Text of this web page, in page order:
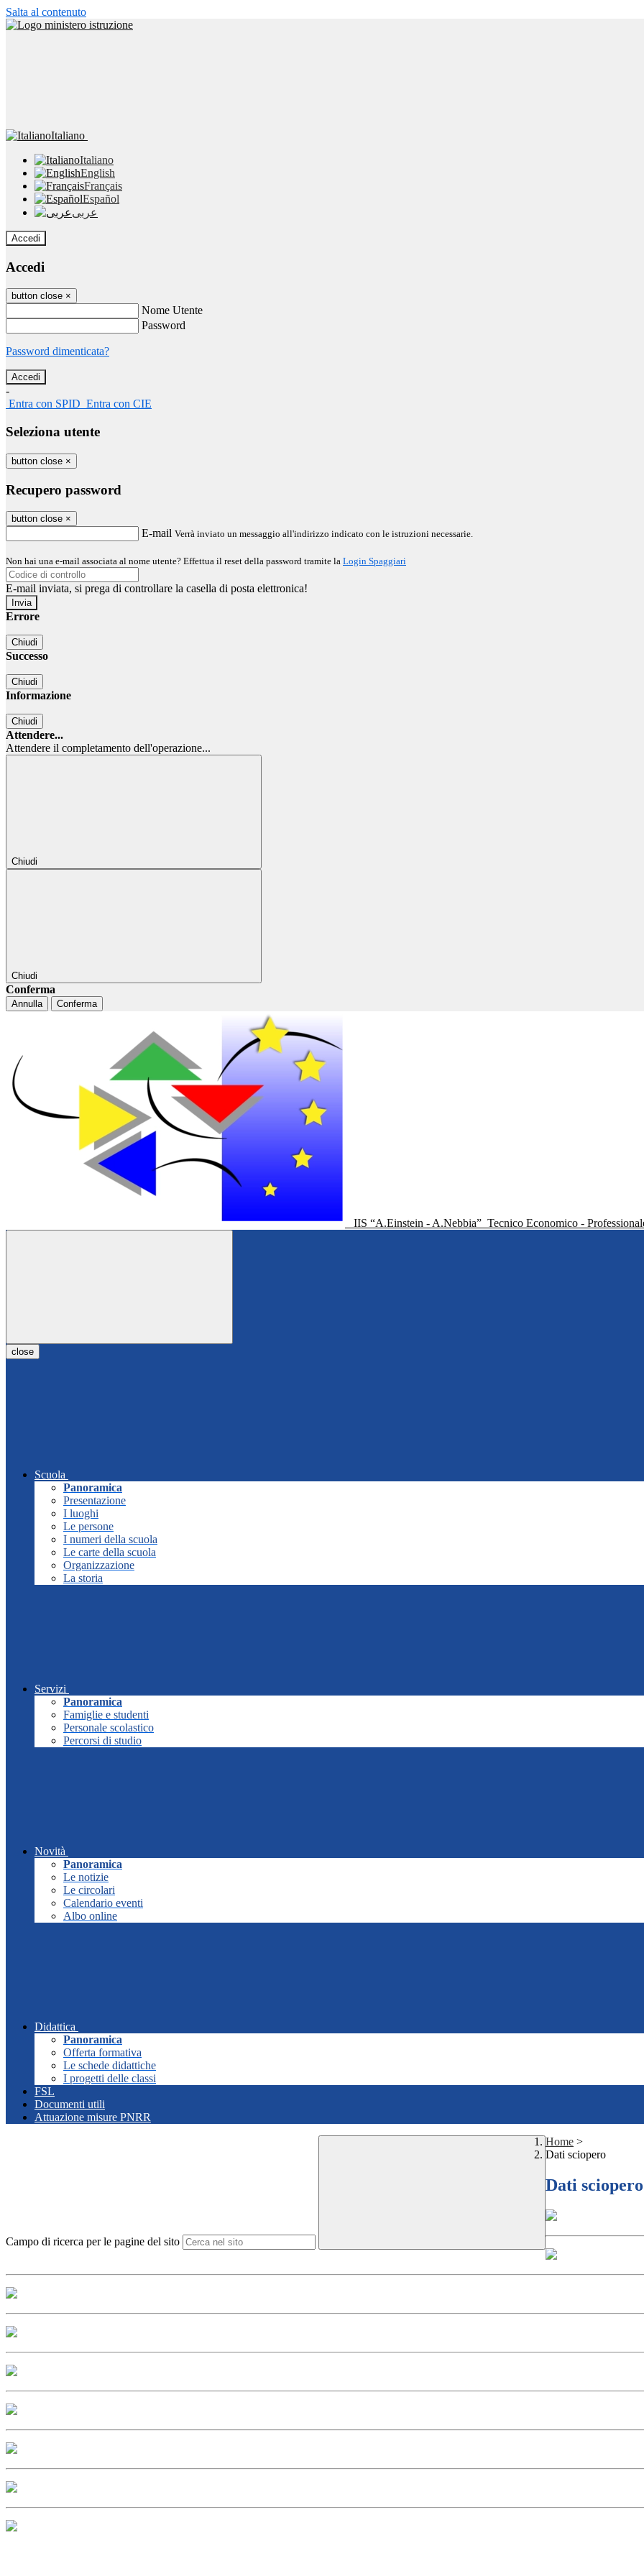
Salta al contenuto
Italiano
Italiano
English
Français
Español
عربى
Accedi
Accedi
button close ×
Nome Utente
Password
Password dimenticata?
-
Entra con SPID Entra con CIE
Seleziona utente
button close ×
Recupero password
button close ×
E-mail Verrà inviato un messaggio all'indirizzo indicato con le istruzioni necessarie.
Non hai una e-mail associata al nome utente? Effettua il reset della password tramite la Login Spaggiari
E-mail inviata, si prega di controllare la casella di posta elettronica!
Errore
Chiudi
Successo
Chiudi
Informazione
Chiudi
Attendere...
Attendere il completamento dell'operazione...
Chiudi
Chiudi
Conferma
Annulla Conferma
IIS “A.Einstein - A.Nebbia” Tecnico Economico -
close
Scuola
Panoramica
Presentazione
I luoghi
Le persone
I numeri della scuola
Le carte della scuola
Organizzazione
La storia
Servizi
Panoramica
Famiglie e studenti
Personale scolastico
Percorsi di studio
Novità
Panoramica
Le notizie
Le circolari
Calendario eventi
Albo online
Didattica
Panoramica
Offerta formativa
Le schede didattiche
I progetti delle classi
FSL
Documenti utili
Attuazione misure PNRR
Campo di ricerca per le pagine del sito
Home >
Dati sciopero
Dati sciopero